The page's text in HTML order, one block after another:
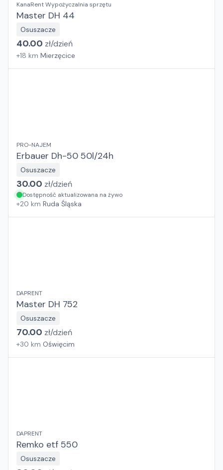
KanaRent Wypożyczalnia sprzętu
Master DH 44
Osuszacze
40.00 zł/dzień
+18 km Mierzęcice
PRO-NAJEM
Erbauer Dh-50 50l/24h
Osuszacze
30.00 zł/dzień
Dostępność aktualizowana na żywo
+20 km Ruda Śląska
DAPRENT
Master DH 752
Osuszacze
70.00 zł/dzień
+30 km Oświęcim
DAPRENT
Remko etf 550
Osuszacze